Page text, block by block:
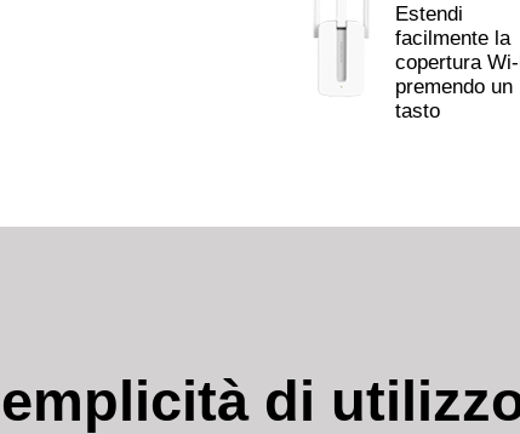
Estendi
facilmente la
copertura
premendo un
tasto
di